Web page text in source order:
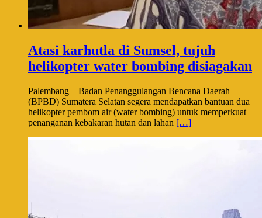
Atasi karhutla di Sumsel, tujuh
helikopter water bombing disiagakan
Palembang – Badan Penanggulangan Bencana Daerah
(BPBD) Sumatera Selatan segera mendapatkan bantuan dua
helikopter pembom air (water bombing) untuk memperkuat
penanganan kebakaran hutan dan lahan […]